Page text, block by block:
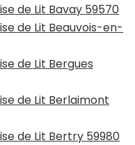
de Lit Bavay 59570
de Lit Beauvois-en-
de Lit Bergues
de Lit Berlaimont
de Lit Bertry 59980